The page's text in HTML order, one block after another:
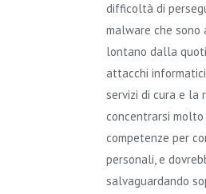
difficoltà di
malware che sono
lontano dalla
attacchi
servizi di cura e la
concentrarsi molto
competenze per
personali, e
salvaguardando